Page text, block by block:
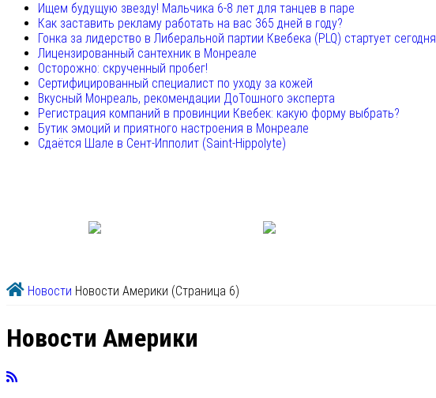
Ищем будущую звезду! Мальчика 6-8 лет для танцев в паре
Как заставить рекламу работать на вас 365 дней в году?
Гонка за лидерство в Либеральной партии Квебека (PLQ) стартует сегодня
Лицензированный сантехник в Монреале
Осторожно: скрученный пробег!
Сертифицированный специалист по уходу за кожей
Вкусный Монреаль, рекомендации ДоТошного эксперта
Регистрация компаний в провинции Квебек: какую форму выбрать?
Бутик эмоций и приятного настроения в Монреале
Сдаётся Шале в Сент-Ипполит (Saint-Hippolyte)
Новости Новости Америки (Страница 6)
Новости Америки